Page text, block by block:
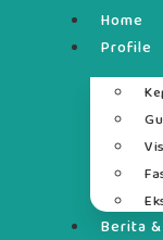
Home
Profile
Berita